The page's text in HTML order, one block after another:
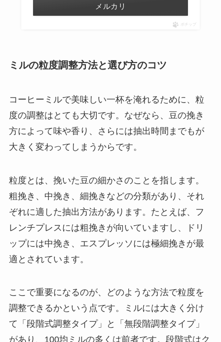
メルカリ
ポチップ
ミルの粒度調整方法と選び方のコツ
コーヒーミルで美味しい一杯を淹れるために、粒
度の調整はとても大切です。なぜなら、豆の挽き
方によって味や香り、さらには抽出時間までもが
大きく変わってしまうからです。
粒度とは、挽いた豆の細かさのことを指します。
粗挽き、中挽き、細挽きなどの分類があり、それ
ぞれに適した抽出方法があります。たとえば、フ
レンチプレスには粗挽きが向いていますし、ドリ
ップには中挽き、エスプレッソには極細挽きが最
適とされています。
ここで重要になるのが、どのような方法で粒度を
調整できるかという点です。ミルには大きく分け
て「段階式調整タイプ」と「無段階調整タイプ」
があり、100均ミルの多くは前者です。段階式はク